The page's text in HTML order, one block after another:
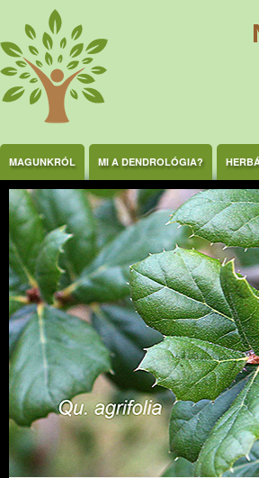
Ugrás a tartalomra
MAGUNKRÓL MI A DENDROLÓGIA?